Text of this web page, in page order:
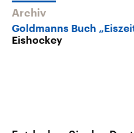
Archiv
Goldmanns Buch
Eishockey